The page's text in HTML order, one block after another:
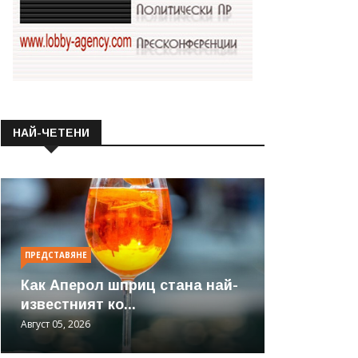
НАЙ-ЧЕТЕНИ
ПРЕДСТАВЯНЕ
Как Аперол шприц стана най-
известният ко...
Август 05, 2026